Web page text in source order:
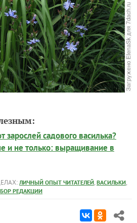
зарослей садового василька?
и не только: выращивание в
ЛИЧНЫЙ ОПЫТ ЧИТАТЕЛЕЙ, ВАСИЛЬКИ,
РЕДАКЦИИ